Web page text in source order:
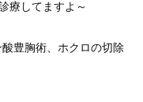
療してますよ～
豊胸術、ホクロの切除